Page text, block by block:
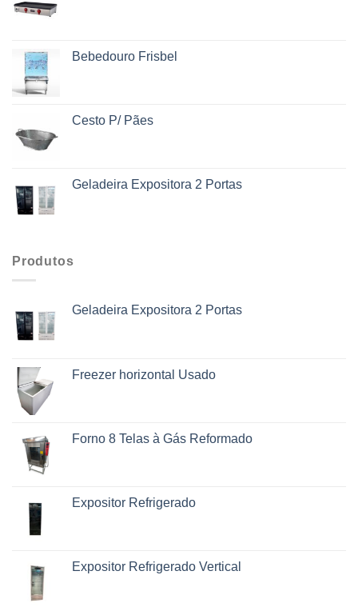
Bebedouro Frisbel
Cesto P/ Pães
Geladeira Expositora 2 Portas
Produtos
Geladeira Expositora 2 Portas
Freezer horizontal Usado
Forno 8 Telas à Gás Reformado
Expositor Refrigerado
Expositor Refrigerado Vertical